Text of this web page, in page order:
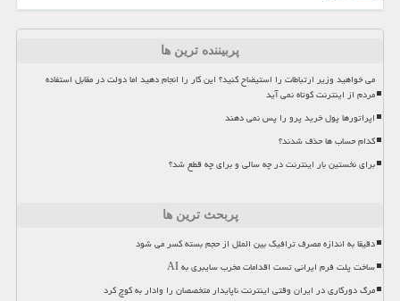
پربیننده ترین ها
می خواهید وزیر ارتباطات را استیضاح کنید؟ این کار را انجام دهید اما دولت در مقابل استفاده
مردم از اینترنت کوتاه نمی آید
اپراتورها پول خرید پرو را پس نمی دهند
کدام حساب ها حذف شدند؟
برای نخستین بار اینترنت در چه سالی و برای چه قطع شد؟
پربحث ترین ها
دقیقا به اندازه مصرف ترافیک بین الملل از حجم بسته کسر می شود
ساخت پلت فرم ایرانی تست اقدامات مخرب سایبری به AI
مرگ دورکاری در ایران وقتی اینترنت ناپایدار متخصصان را وادار به کوچ کرد